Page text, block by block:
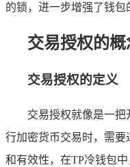
的锁，进一步增强了钱包
交易授权的
交易授权的定义
交易授权就像是一
行加密货币交易时，需
和有效性，在TP冷钱包